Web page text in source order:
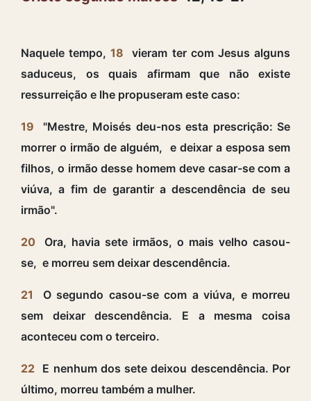
Naquele tempo,18
vieram ter com Jesus alguns
saduceus, os quais afirmam que não existe
ressurreição e lhe propuseram este caso:
19
"Mestre, Moisés deu-nos esta prescrição: Se
morrer o irmão de alguém, e deixar a esposa sem
filhos, o irmão desse homem deve casar-se com a
viúva, a fim de garantir a descendência de seu
irmão".
20
Ora, havia sete irmãos, o mais velho casou-
se, e morreu sem deixar descendência.
21
O segundo casou-se com a viúva, e morreu
sem deixar descendência. E a mesma coisa
aconteceu com o terceiro.
22 E nenhum dos sete deixou descendência. Por
último, morreu também a mulher.